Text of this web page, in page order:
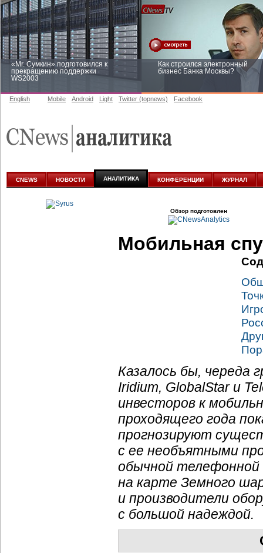
«Mr. Сумкин» подготовился к
прекращению поддержки
WS2003
Как строился электронный
бизнес Банка Москвы?
аналитике
English Mobile Android Light Twitter (topnews) Facebook
CNEWS НОВОСТИ АНАЛИТИКА КОНФЕРЕНЦИИ ЖУРНАЛ
Обзор подготовлен
Мобильная
Казалось бы, череда
Iridium, GlobalStar и
инвесторов к
проходящего года
прогнозируют
с ее необъятными
обычной
на карте Земного
и производители
с большой надеждой.